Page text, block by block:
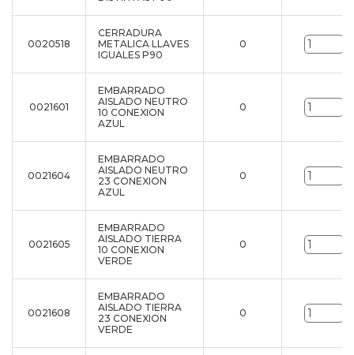
0020518
CERRADURA
METALICA LLAVES
IGUALES P90
0
0021601
EMBARRADO
AISLADO NEUTRO
10 CONEXION
AZUL
0
0021604
EMBARRADO
AISLADO NEUTRO
23 CONEXION
AZUL
0
0021605
EMBARRADO
AISLADO TIERRA
10 CONEXION
VERDE
0
0021608
EMBARRADO
AISLADO TIERRA
23 CONEXION
VERDE
0